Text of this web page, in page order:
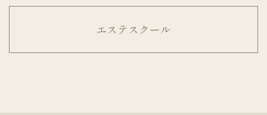
エステスクール